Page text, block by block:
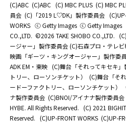
(C)ABC (C)ABC (C) MBC PLUS (C) MBC
員会 (C)「2019 L♡DK」製作委員会
WORKS ⓒ Getty Images ⓒ Getty Images
CO.,LTD. ©2026 TAKE SHOBO CO.,LTD.
ージャー」製作委員会 (C)石森プロ・テレビ
映画「ギーツ・キングオージャー」製作委
ADK EM・東映 (C)舞台「それってキセキ
トリー、ローソンチケット）
(C)舞台「そ
ードーファクトリー、ローソンチケット）
ナ製作委員会 (C)BNOI/アイナナ製作委員会
HYBE. All Rights Reserved. (C) 2021
Reserved. (C)UP-FRONT WORKS (C)UP-